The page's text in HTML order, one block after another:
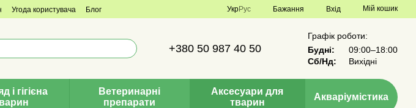
Угода користувача Блог УкрРус Бажання Вхід Мій кошик
+380 50 987 40 50
Графік роботи:
Будні:
09:00–18:00
Сб/Нд:
Вихідні
і гігієна
Ветеринарні
препарати
Аксесуари для
тварин
Акваріумістика